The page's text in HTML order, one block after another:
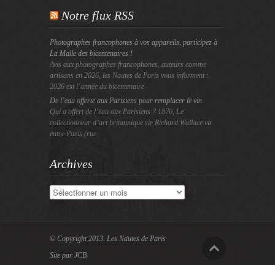
Notre flux RSS
Photographes francophones à vos appareils, participez à
La Malle des bicentenaires !
Avis aux photographes francophones, auteurs comme
artisans en 2026, les Nautes de Paris vous informent :
2026 est l’année du bicentenaire
De l’eau offerte aux Parisiens pour remplacer le vin
Qui a offert de l’eau aux Parisiens ? 1870, Le
collectionneur d’art britannique sir Richard Wallace vit
entre Paris (rue
Archives
Archives
© Copyright 2013. Les Nautes de Paris
Site par JCB